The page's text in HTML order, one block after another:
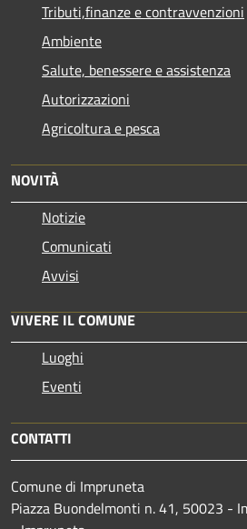
Tributi,finanze e contravvenzioni
Ambiente
Salute, benessere e assistenza
Autorizzazioni
Agricoltura e pesca
NOVITÀ
Notizie
Comunicati
Avvisi
VIVERE IL COMUNE
Luoghi
Eventi
CONTATTI
Comune di Impruneta
Piazza Buondelmonti n. 41, 50023 -